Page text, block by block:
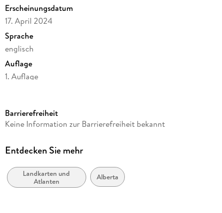
Erscheinungsdatum
17. April 2024
Sprache
englisch
Auflage
1. Auflage
Verlag/Hersteller
Produktart
Maßstab
1:900000
Barrierefreiheit
Keine Information zur Barrierefreiheit bekannt
Entdecken Sie mehr
Landkarten und
Atlanten
Alberta